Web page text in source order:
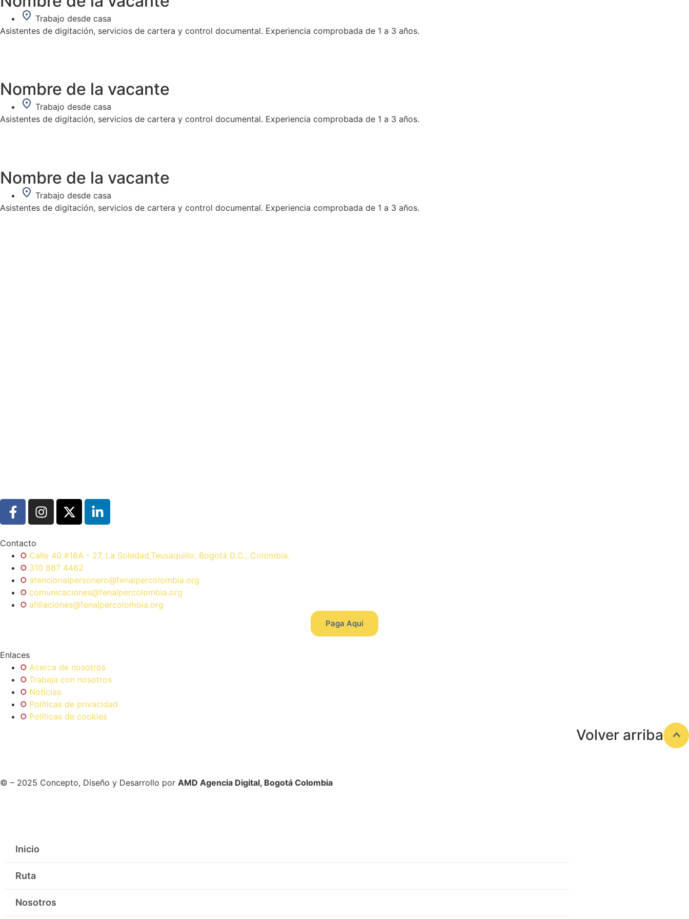
Trabajo desde casa
Asistentes de digitación, servicios de cartera y control documental. Experiencia comprobada de 1 a 3 años.
Nombre de la vacante
Trabajo desde casa
Asistentes de digitación, servicios de cartera y control documental. Experiencia comprobada de 1 a 3 años.
Nombre de la vacante
Trabajo desde casa
Asistentes de digitación, servicios de cartera y control documental. Experiencia comprobada de 1 a 3 años.
Contacto
Calle 40 #18A - 27, La Soledad,Teusaquillo, Bogotá D.C., Colombia.
310 887 4462
atencionalpersonero@fenalpercolombia.org
comunicaciones@fenalpercolombia.org
afiliaciones@fenalpercolombia.org
Paga Aqui
Enlaces
Acerca de nosotros
Trabaja con nosotros
Noticias
Políticas de privacidad
Políticas de cookies
Volver arriba
© – 2025 Concepto, Diseño y Desarrollo por AMD Agencia Digital, Bogotá Colombia
Inicio
Ruta
Nosotros